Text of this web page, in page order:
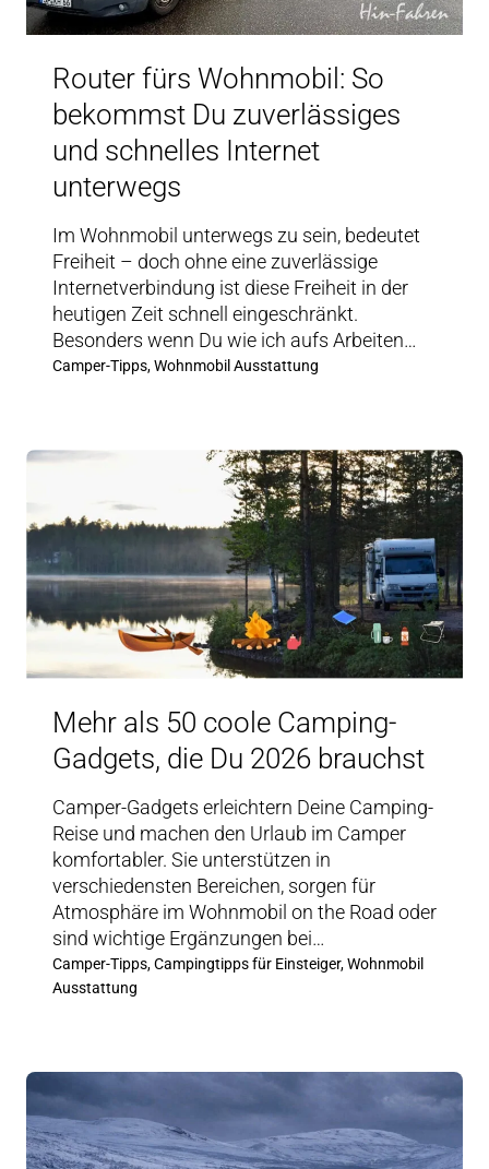
Router fürs Wohnmobil: So
bekommst Du zuverlässiges
und schnelles Internet
unterwegs
Im Wohnmobil unterwegs zu sein, bedeutet
Freiheit – doch ohne eine zuverlässige
Internetverbindung ist diese Freiheit in der
heutigen Zeit schnell eingeschränkt.
Besonders wenn Du wie ich aufs Arbeiten…
Camper-Tipps, Wohnmobil Ausstattung
Mehr als 50 coole Camping-
Gadgets, die Du 2026 brauchst
Camper-Gadgets erleichtern Deine Camping-
Reise und machen den Urlaub im Camper
komfortabler. Sie unterstützen in
verschiedensten Bereichen, sorgen für
Atmosphäre im Wohnmobil on the Road oder
sind wichtige Ergänzungen bei…
Camper-Tipps, Campingtipps für Einsteiger, Wohnmobil
Ausstattung